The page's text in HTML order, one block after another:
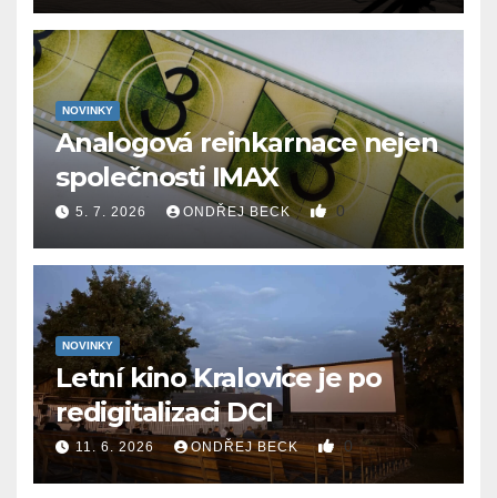
NOVINKY
Analogová reinkarnace nejen
společnosti IMAX
5. 7. 2026 ONDŘEJ BECK 0
NOVINKY
Letní kino Kralovice je po
redigitalizaci DCI
11. 6. 2026 ONDŘEJ BECK 0